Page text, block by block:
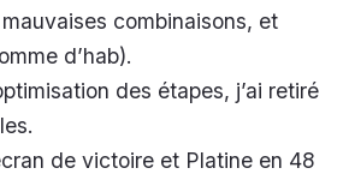
combinaisons, et
d’hab).
des étapes, j’ai retiré
de victoire et Platine en 48